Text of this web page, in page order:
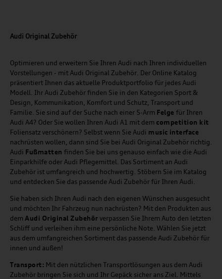
Audi Original Zubehör
Optimieren und erweitern Sie Ihren Audi nach Ihren individuellen
Vorstellungen - mit Audi Original Zubehör. Der Online Katalog
präsentiert Ihnen das aktuelle Produktportfolio für jedes Audi
Modell. Ihr Audi Zubehör finden Sie in den Kategorien Sport &
Design, Kommunikation, Komfort und Schutz, Transport und
Familie. Sie sind auf der Suche nach einer 5-Arm Felge für Ihren
Audi A4? Oder Sie wollen Ihren Audi A1 mit dem competition kit
Foliensatz verschönern? Selbst wenn Sie Audi music interface
nachrüsten wollen, dann sind Sie bei Audi Original Zubehör richtig.
Audi Fußmatten finden Sie bei uns genauso einfach wie die Audi
Einparkhilfe oder Audi Pflegemittel. Das Sortiment an Audi
Zubehör ist umfangreich und hochwertig. Stöbern Sie im Katalog
und entdecken Sie das passende Audi Zubehör für Ihren Audi.
Sie haben sich Ihren Audi nach den eigenen Wünschen ausgesucht
und möchten Ihr Fahrzeug nun nachrüsten? Mit den Produkten aus
dem Audi Original Zubehör verpassen Sie Ihrem Auto den letzten
Schliff und verleihen ihm eine persönliche Note. Wählen Sie jetzt
aus dem umfangreichen Sortiment das passende Audi Zubehör für
innen und außen!
Transport: Mit den nützlichen Transportlösungen aus dem Audi
Zubehör bringen Sie sich und Ihr Gepäck sicher ans Ziel. Mittels